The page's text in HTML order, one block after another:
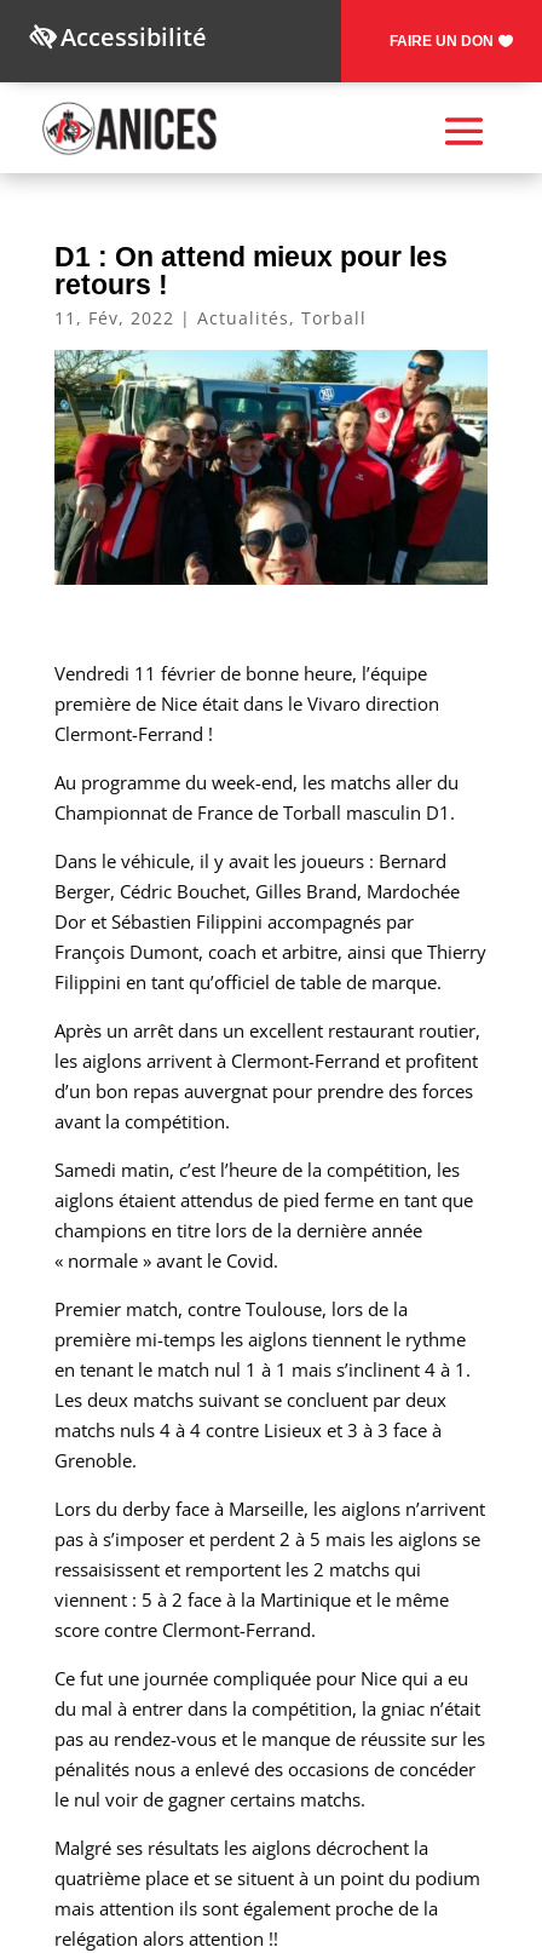
Accessibilité FAIRE UN DON
D1 : On attend mieux pour les
retours !
11, Fév, 2022 | Actualités, Torball
Vendredi 11 février de bonne heure, l’équipe
première de Nice était dans le Vivaro direction
Clermont-Ferrand !
Au programme du week-end, les matchs aller du
Championnat de France de Torball masculin D1.
Dans le véhicule, il y avait les joueurs : Bernard
Berger, Cédric Bouchet, Gilles Brand, Mardochée
Dor et Sébastien Filippini accompagnés par
François Dumont, coach et arbitre, ainsi que Thierry
Filippini en tant qu’officiel de table de marque.
Après un arrêt dans un excellent restaurant routier,
les aiglons arrivent à Clermont-Ferrand et profitent
d’un bon repas auvergnat pour prendre des forces
avant la compétition.
Samedi matin, c’est l’heure de la compétition, les
aiglons étaient attendus de pied ferme en tant que
champions en titre lors de la dernière année
« normale » avant le Covid.
Premier match, contre Toulouse, lors de la
première mi-temps les aiglons tiennent le rythme
en tenant le match nul 1 à 1 mais s’inclinent 4 à 1.
Les deux matchs suivant se concluent par deux
matchs nuls 4 à 4 contre Lisieux et 3 à 3 face à
Grenoble.
Lors du derby face à Marseille, les aiglons n’arrivent
pas à s’imposer et perdent 2 à 5 mais les aiglons se
ressaisissent et remportent les 2 matchs qui
viennent : 5 à 2 face à la Martinique et le même
score contre Clermont-Ferrand.
Ce fut une journée compliquée pour Nice qui a eu
du mal à entrer dans la compétition, la gniac n’était
pas au rendez-vous et le manque de réussite sur les
pénalités nous a enlevé des occasions de concéder
le nul voir de gagner certains matchs.
Malgré ses résultats les aiglons décrochent la
quatrième place et se situent à un point du podium
mais attention ils sont également proche de la
relégation alors attention !!